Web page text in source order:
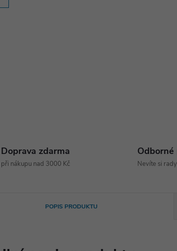
Doprava zdarma
při nákupu nad 3000 Kč Nevíte si
POPIS PRODUKTU